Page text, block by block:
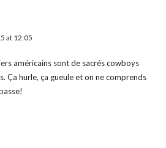
at 12:05
américains sont de sacrés cowboys
Ça hurle, ça gueule et on ne comprends